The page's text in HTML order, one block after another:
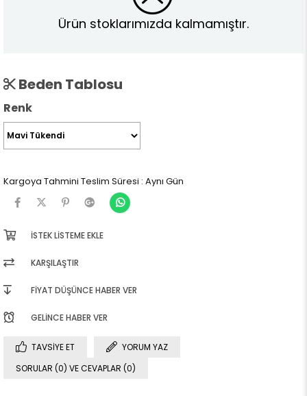
Ürün stoklarımızda kalmamıştır.
Beden Tablosu
Renk
Kargoya Tahmini Teslim Süresi : Aynı Gün
İSTEK LISTEME EKLE
KARŞILAŞTIR
FIYAT DÜŞÜNCE HABER VER
GELINCE HABER VER
TAVSIYE ET
YORUM YAZ
SORULAR (0) VE CEVAPLAR (0)